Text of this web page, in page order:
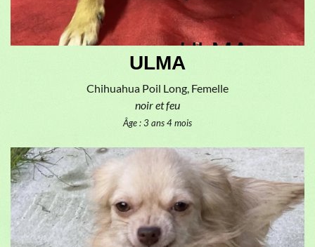
ULMA
Chihuahua Poil Long, Femelle
noir et feu
Âge : 3 ans 4 mois